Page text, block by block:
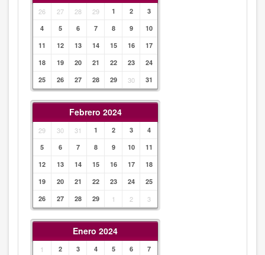
26 27 28 29 1 2
3
4
5 6 7 8 9
10
11
12 13 14 15 16
17
18
19 20 21 22 23
24
25
26 27 28 29 30 31
Febrero 2024
29 30 31 1 2 3
4
5
6 7 8 9 10
11
12
13 14 15 16 17
18
19
20 21 22 23 24
25
26
27 28 29 1 2 3
Enero 2024
1 2 3 4 5 6
7